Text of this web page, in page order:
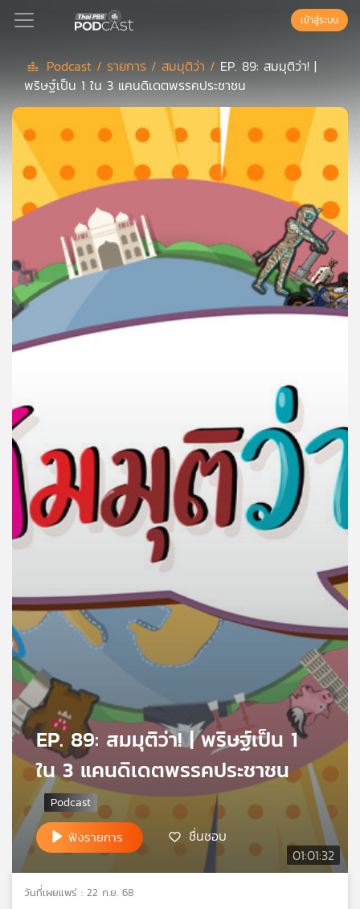
Podcast
เพล
สต์
แนะนำ
เพล
ย์
ลิ
ของ
เพลง
บทความ
ข่าว
เกี่ยว
กับ
เรา
เครือ
ข่าย
วิทยุ
บี
เอส
เข้าสู่ระบบ
Podcast / รายการ /สมมุติว่า / EP. 89: สมมุติว่า! |
พริษฐ์เป็น 1 ใน 3 แคนดิเดตพรรคประชาชน
01:01:32
EP. 89: สมมุติว่า! | พริษฐ์เป็น 1
ใน 3 แคนดิเดตพรรคประชาชน
ฟังรายการ ชื่นชอบ
วันที่เผยแพร่ : 22 ก.ย. 68